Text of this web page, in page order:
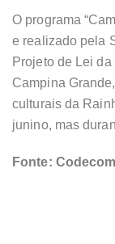
O programa
e realizado pela
Projeto de Lei
Campina
culturais da
junino, mas
Fonte: Codecom